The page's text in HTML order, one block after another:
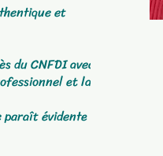
et
du CNFDI avec
et la
évidente et